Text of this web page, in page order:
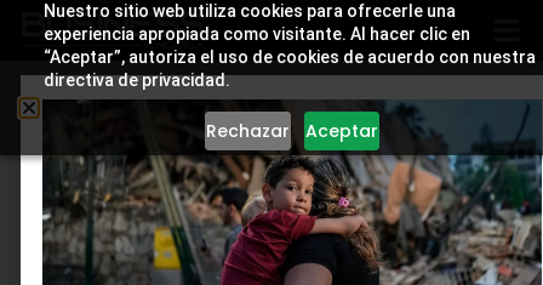
Nuestro sitio web utiliza cookies para ofrecerle una
experiencia apropiada como visitante. Al hacer clic en
“Aceptar”, autoriza el uso de cookies de acuerdo con nuestra
directiva de privacidad.
Rechazar Aceptar